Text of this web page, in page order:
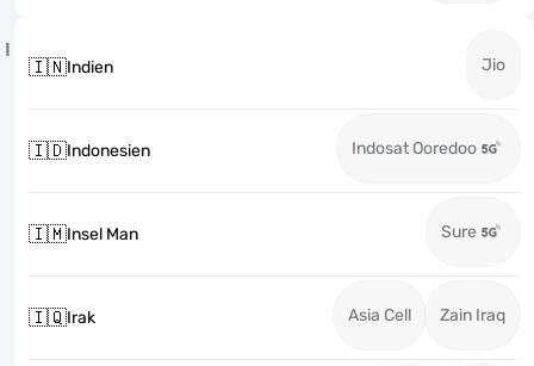
I
🇮🇳Indien Jio
🇮🇩Indonesien Indosat Ooredoo
🇮🇲Insel Man Sure
🇮🇶Irak Asia Cell Zain Iraq